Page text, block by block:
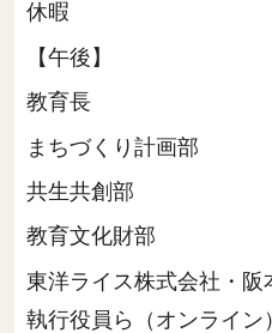
休暇
【午後】
教育長
まちづくり計画部
共生共創部
教育文化財部
東洋ライス株式会社・
執行役員ら（オンライン）